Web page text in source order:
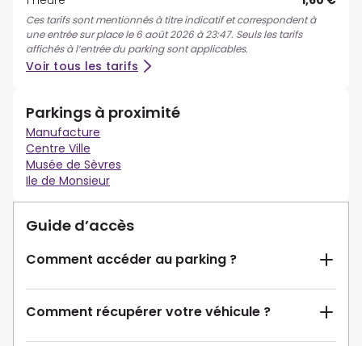
Ces tarifs sont mentionnés à titre indicatif et correspondent à
une entrée sur place le 6 août 2026 à 23:47. Seuls les tarifs
affichés à l’entrée du parking sont applicables.
Voir tous les tarifs
Parkings à proximité
Manufacture
Centre Ville
Musée de Sèvres
Ile de Monsieur
Guide d’accès
Comment accéder au parking ?
Comment récupérer votre véhicule ?